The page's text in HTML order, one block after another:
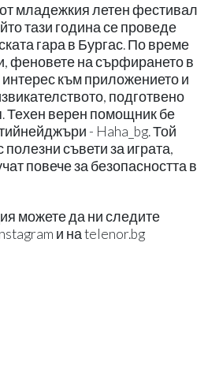
младежкия летен фестивал
тази година се проведе
гара в Бургас. По време
феновете на сърфирането в
към приложението и
подготвено
Техен верен помощник бе
- Haha_bg. Той
съвети за играта,
повече за безопасността в
можете да ни следите
и на telenor.bg